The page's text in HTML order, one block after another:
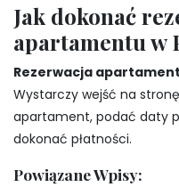
Jak dokonać
apartamentu w
Rezerwacja
Wystarczy wejść na
apartament, podać daty
dokonać płatności.
Powiązane Wpisy: